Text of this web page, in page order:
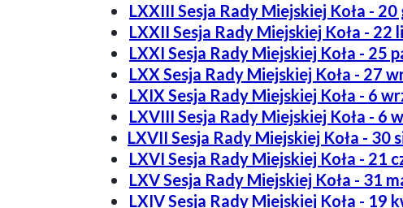
LXXIII Sesja Rady Miejskiej Koła -
LXXII Sesja Rady Miejskiej Koła - 22
LXXI Sesja Rady Miejskiej Koła - 25
LXX Sesja Rady Miejskiej Koła - 27
LXIX Sesja Rady Miejskiej Koła - 6
LXVIII Sesja Rady Miejskiej Koła - 6
LXVII Sesja Rady Miejskiej Koła - 30
LXVI Sesja Rady Miejskiej Koła - 21
LXV Sesja Rady Miejskiej Koła - 31
LXIV Sesja Rady Miejskiej Koła - 19